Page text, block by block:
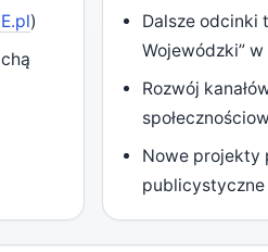
)
Dalsze odcinki
Wojewódzki” w
Rozwój
Nowe projekty
publicystyczne